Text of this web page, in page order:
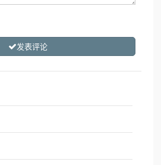
发表评论